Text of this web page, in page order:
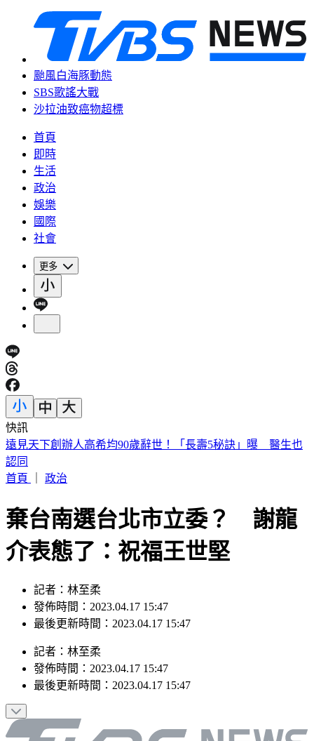
颱風白海豚動態
SBS歌謠大戰
沙拉油致癌物超標
首頁
即時
生活
政治
娛樂
國際
社會
更多
快訊
美股開盤／聯準會升息疑慮意外減緩！標普、那指「雙開高」
首頁
棄台南選台北市立委？ 謝龍
介表態了：祝福王世堅
發佈時間：2023.04.17 15:47
最後更新時間：2023.04.17 15:47
發佈時間：2023.04.17 15:47
最後更新時間：2023.04.17 15:47